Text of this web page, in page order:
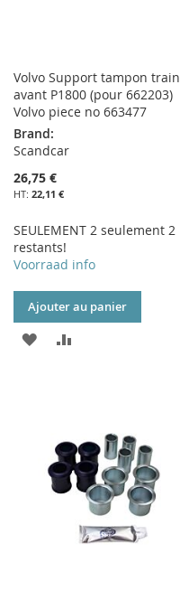
Volvo Support tampon train
avant P1800 (pour 662203)
Volvo piece no 663477
Brand:
Scandcar
26,75 €
22,11 €
SEULEMENT 2 seulement 2
restants!
Voorraad info
Ajouter au panier
AJOUTER
D’ENVIE